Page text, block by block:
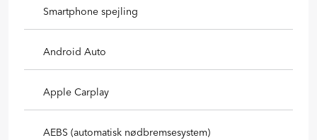
Smartphone spejling
Android Auto
Apple Carplay
AEBS (automatisk nødbremsesystem)